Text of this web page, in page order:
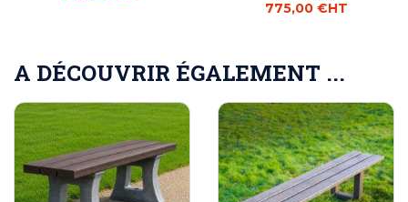
775,00 €HT
A DÉCOUVRIR ÉGALEMENT ...